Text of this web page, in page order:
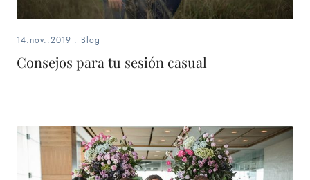
14.nov..2019 . Blog
Consejos para tu sesión casual